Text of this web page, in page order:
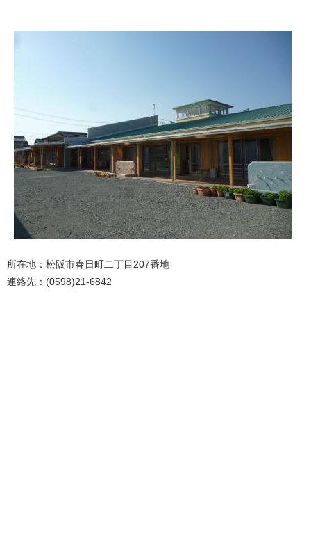
所在地：松阪市春日町二丁目207番地
連絡先：(0598)21-6842